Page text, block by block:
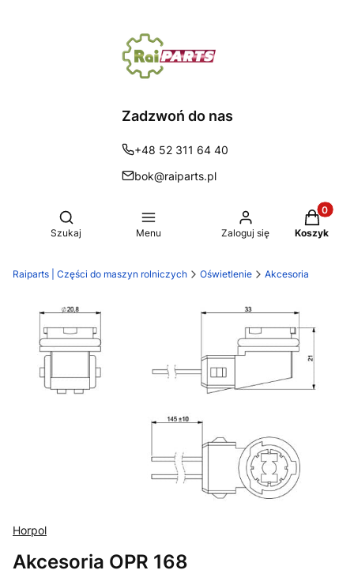
Zadzwoń do nas
+48 52 311 64 40
bok@raiparts.pl
Otwórz wyszukiwarkę
Szukaj Menu Zaloguj się Koszyk
Raiparts | Części do maszyn rolniczych Oświetlenie Akcesoria
Horpol
Akcesoria OPR 168